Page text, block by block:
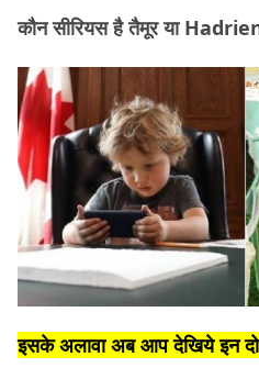
कौन सीरियस है तैमूर या
इसके अलावा अब आप देखिये इन